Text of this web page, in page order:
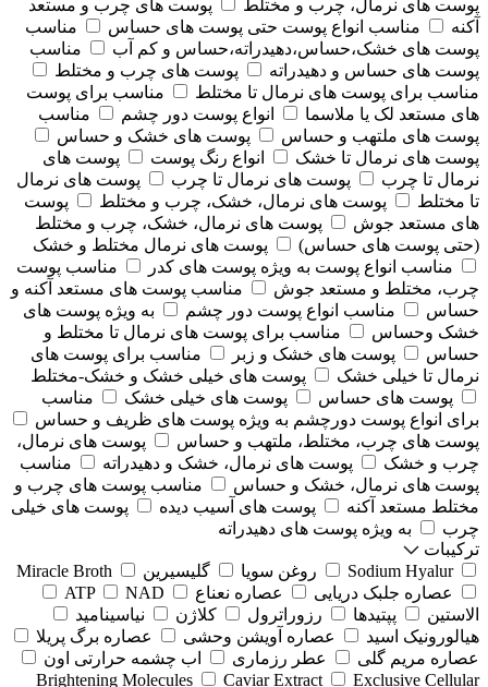
پوست های نرمال، چرب و مختلط
پوست های چرب و مستعد
آکنه
مناسب انواع پوست حتی پوست های حساس
مناسب
پوست های خشک،حساس،دهیدراته،حساس و کم آب
مناسب
پوست های حساس و دهیدراته
پوست های چرب و مختلط
مناسب برای پوست های نرمال تا مختلط
مناسب برای پوست
های مستعد لک یا ملاسما
انواع پوست دور چشم
مناسب
پوست های ملتهب و حساس
پوست های خشک و حساس
پوست های نرمال تا خشک
انواع رنگ پوست
پوست های
نرمال تا چرب
پوست های نرمال تا چرب
پوست های نرمال
تا مختلط
پوست های نرمال، خشک، چرب و مختلط
پوست
های مستعد جوش
پوست های نرمال، خشک، چرب و مختلط
(حتی پوست های حساس)
پوست های نرمال مختلط و خشک
مناسب انواع پوست به ویژه پوست های کدر
مناسب پوست
چرب، مختلط و مستعد جوش
مناسب پوست های مستعد آکنه و
حساس
مناسب انواع پوست دور چشم
به ویژه پوست های
خشک وحساس
مناسب برای پوست های نرمال تا مختلط و
حساس
پوست های خشک و زبر
مناسب برای پوست های
نرمال تا خیلی خشک
پوست های خیلی خشک و خشک-مختلط
پوست های حساس
پوست های خیلی خشک
مناسب
برای انواع پوست دورچشم به ویژه پوست های ظریف و حساس
پوست های چرب، مختلط، ملتهب و حساس
پوست های نرمال،
چرب و خشک
پوست های نرمال، خشک و دهیدراته
مناسب
پوست های نرمال، خشک و حساس
مناسب پوست های چرب و
مختلط مستعد آکنه
پوست های آسیب دیده
پوست های خیلی
چرب
به ویژه پوست های دهیدراته
ترکیبات
Sodium Hyalur
روغن سویا گلیسیرین
Miracle Broth
عصاره جلبک دریایی
عصاره نعناع ATP
NAD
الاستین
پپتیدها رزوراترول کلاژن
⁠نیاسینامید
هیالورونیک اسید
عصاره آویشن وحشی
عصاره برگ پریلا
عصاره مریم گلی
عطر رزماری
اب چشمه حرارتی اون
Brightening Molecules
Caviar Extract
Exclusive Cellular